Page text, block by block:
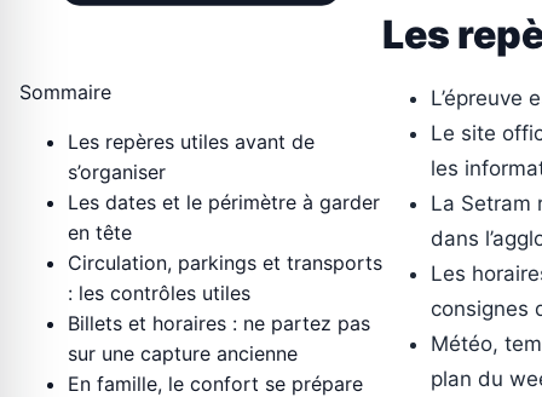
Sommaire
Les repères utiles avant de
s’organiser
Les dates et le périmètre à garder
en tête
Circulation, parkings et transports
: les contrôles utiles
Billets et horaires : ne partez pas
sur une capture ancienne
En famille, le confort se prépare
Les
L’épreuve
Le site
les
La Setram
dans
Les
consignes
Météo,
plan du